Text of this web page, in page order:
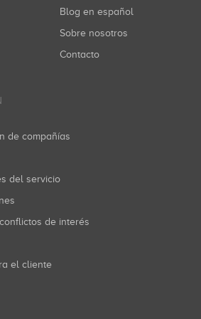
Blog en español
Sobre nosotros
Contacto
de compañías
del servicio
de interés
el cliente